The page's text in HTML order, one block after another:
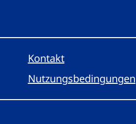
Kontakt
Nutzungsbedingungen